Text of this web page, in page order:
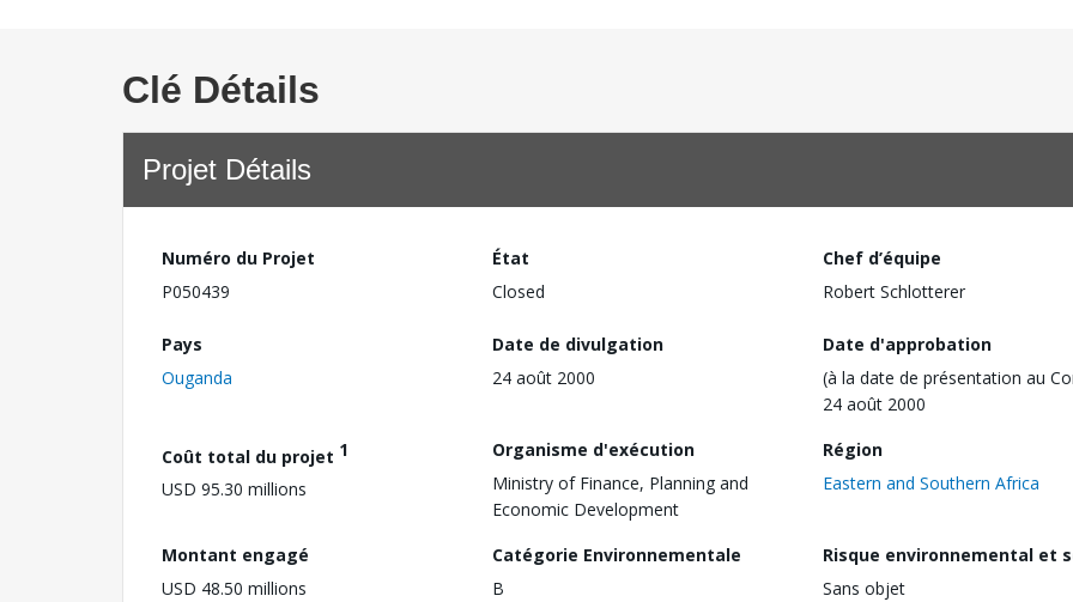
Clé Détails
Projet Détails
Numéro du Projet
P050439
État
Closed
Chef d’équipe
Robert Schlotterer
Pays
Ouganda
Date de divulgation
24 août 2000
Date d'approbation
(à la date de présentation au
24 août 2000
Coût total du projet 1
USD 95.30 millions
Organisme d'exécution
Ministry of Finance, Planning and
Economic Development
Région
Eastern and Southern Africa
Montant engagé
USD 48.50 millions
Catégorie Environnementale
B
Risque environnemental et
Sans objet